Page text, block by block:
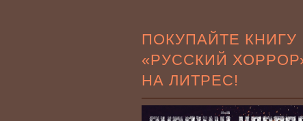
ПОКУПАЙТЕ КНИГУ
«РУССКИЙ
НА ЛИТРЕС!